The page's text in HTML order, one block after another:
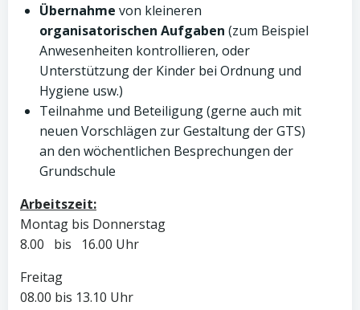
Übernahme von kleineren
organisatorischen Aufgaben (zum Beispiel
Anwesenheiten kontrollieren, oder
Unterstützung der Kinder bei Ordnung und
Hygiene usw.)
Teilnahme und Beteiligung (gerne auch mit
neuen Vorschlägen zur Gestaltung der GTS)
an den wöchentlichen Besprechungen der
Grundschule
Arbeitszeit:
Montag bis Donnerstag
8.00 bis 16.00 Uhr
Freitag
08.00 bis 13.10 Uhr